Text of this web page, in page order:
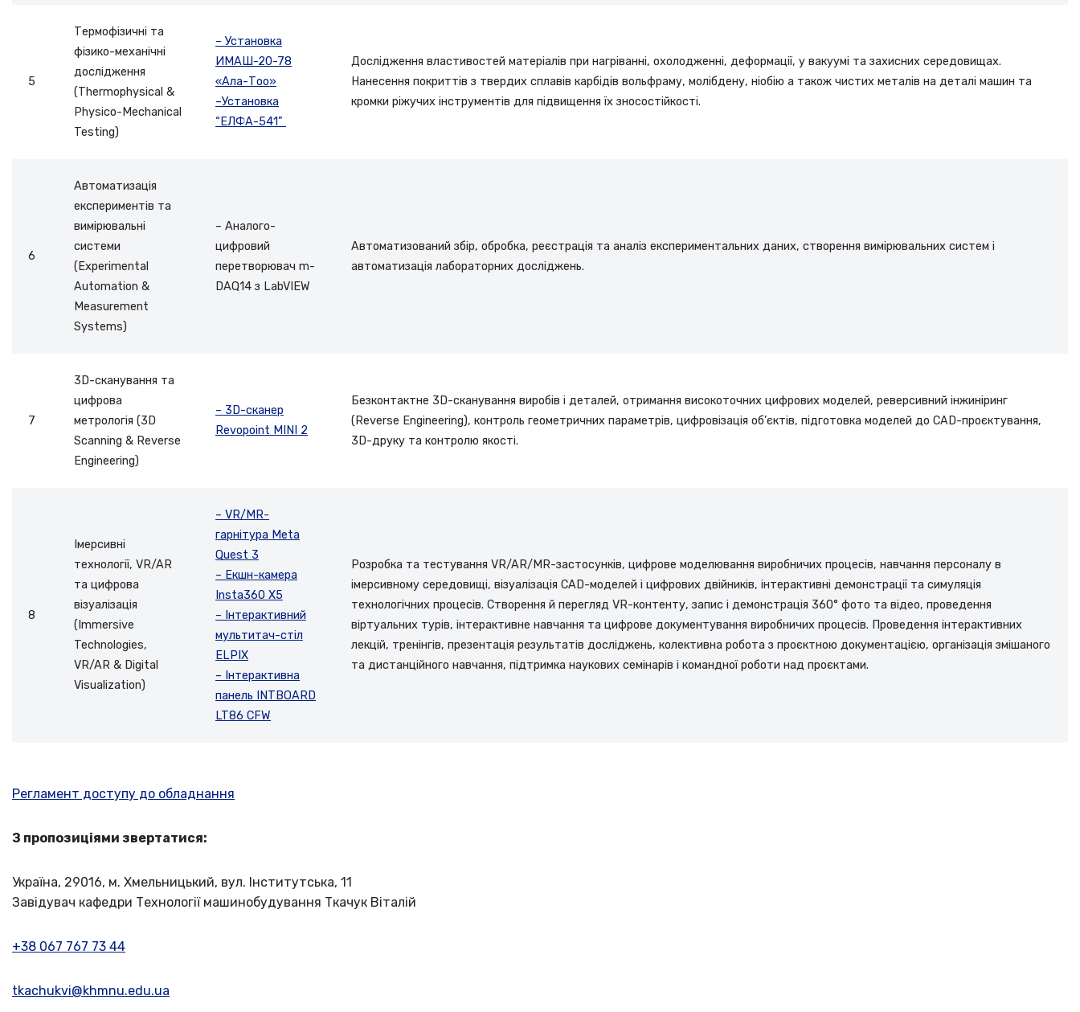
5
Термофізичні та
фізико-механічні
дослідження
(Thermophysical &
Physico-Mechanical
Testing)
– Установка
ИМАШ-20-78
«Ала-Тоо»
–Установка
“ЕЛФА-541”
Дослідження властивостей матеріалів при нагріванні, охолодженні, деформації, у вакуумі та захисних середовищах.
Нанесення покриттів з твердих сплавів карбідів вольфраму, молібдену, ніобію а також чистих металів на деталі машин та
кромки ріжучих інструментів для підвищення їх зносостійкості.
6
Автоматизація
експериментів та
вимірювальні
системи
(Experimental
Automation &
Measurement
Systems)
– Аналого-
цифровий
перетворювач m-
DAQ14 з LabVIEW
Автоматизований збір, обробка, реєстрація та аналіз експериментальних даних, створення вимірювальних систем і
автоматизація лабораторних досліджень.
7
3D-сканування та
цифрова
метрологія (3D
Scanning & Reverse
Engineering)
– 3D-сканер
Revopoint MINI 2
Безконтактне 3D-сканування виробів і деталей, отримання високоточних цифрових моделей, реверсивний інжиніринг
(Reverse Engineering), контроль геометричних параметрів, цифровізація об’єктів, підготовка моделей до CAD-проєктування,
3D-друку та контролю якості.
8
Імерсивні
технології, VR/AR
та цифрова
візуалізація
(Immersive
Technologies,
VR/AR & Digital
Visualization)
– VR/MR-
гарнітура Meta
Quest 3
– Екшн-камера
Insta360 X5
– Інтерактивний
мультитач-стіл
ELPIX
– Інтерактивна
панель INTBOARD
LT86 CFW
Розробка та тестування VR/AR/MR-застосунків, цифрове моделювання виробничих процесів, навчання персоналу в
імерсивному середовищі, візуалізація CAD-моделей і цифрових двійників, інтерактивні демонстрації та симуляція
технологічних процесів. Створення й перегляд VR-контенту, запис і демонстрація 360° фото та відео, проведення
віртуальних турів, інтерактивне навчання та цифрове документування виробничих процесів. Проведення інтерактивних
лекцій, тренінгів, презентація результатів досліджень, колективна робота з проєктною документацією, організація змішаного
та дистанційного навчання, підтримка наукових семінарів і командної роботи над проєктами.
Регламент доступу до обладнання
З пропозиціями звертатися:
Україна, 29016, м. Хмельницький, вул. Інститутська, 11
Завідувач кафедри Технології машинобудування Ткачук Віталій
+38 067 767 73 44
tkachukvi@khmnu.edu.ua